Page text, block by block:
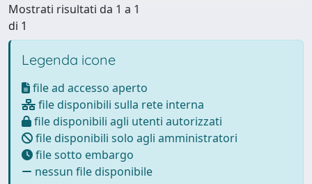
Mostrati risultati da 1 a 1
di 1
Legenda icone
file ad accesso aperto
file disponibili sulla rete interna
file disponibili agli utenti autorizzati
file disponibili solo agli amministratori
file sotto embargo
nessun file disponibile